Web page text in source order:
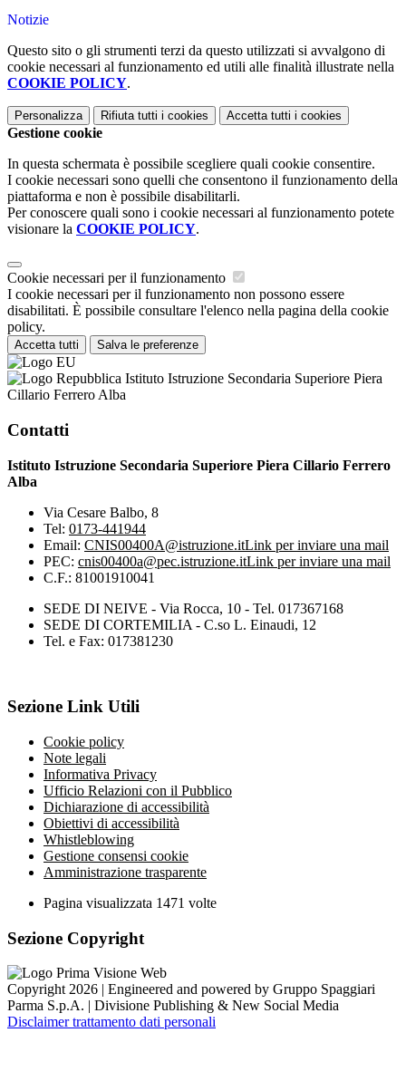
Notizie
Questo sito o gli strumenti terzi da questo utilizzati si avvalgono di
cookie necessari al funzionamento ed utili alle finalità illustrate nella
COOKIE POLICY.
Personalizza Rifiuta tutti i cookies Accetta tutti i cookies
Gestione cookie
In questa schermata è possibile scegliere quali cookie consentire.
I cookie necessari sono quelli che consentono il funzionamento della
piattaforma e non è possibile disabilitarli.
Per conoscere quali sono i cookie necessari al funzionamento potete
visionare la COOKIE POLICY.
Cookie necessari per il funzionamento
I cookie necessari per il funzionamento non possono essere
disabilitati. È possibile consultare l'elenco nella pagina della cookie
policy.
Accetta tutti Salva le preferenze
Istituto Istruzione Secondaria Superiore Piera
Cillario Ferrero Alba
Contatti
Istituto Istruzione Secondaria Superiore Piera Cillario Ferrero
Alba
Via Cesare Balbo, 8
Tel: 0173-441944
Email: CNIS00400A@istruzione.itLink per inviare una mail
PEC: cnis00400a@pec.istruzione.itLink per inviare una mail
C.F.: 81001910041
SEDE DI NEIVE - Via Rocca, 10 - Tel. 017367168
SEDE DI CORTEMILIA - C.so L. Einaudi, 12
Tel. e Fax: 017381230
Sezione Link Utili
Cookie policy
Note legali
Informativa Privacy
Ufficio Relazioni con il Pubblico
Dichiarazione di accessibilità
Obiettivi di accessibilità
Whistleblowing
Gestione consensi cookie
Amministrazione trasparente
Pagina visualizzata 1471 volte
Sezione Copyright
Copyright 2026 | Engineered and powered by Gruppo Spaggiari
Parma S.p.A. | Divisione Publishing & New Social Media
Disclaimer trattamento dati personali